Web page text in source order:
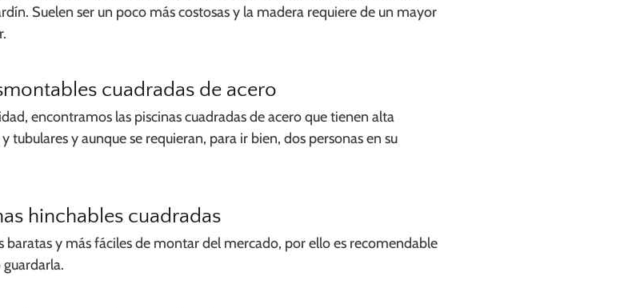
Suelen ser un poco más costosas y la madera requiere de un mayor
cuadradas de acero
encontramos las piscinas cuadradas de acero que tienen alta
tubulares y aunque se requieran, para ir bien, dos personas en su
hinchables cuadradas
baratas y más fáciles de montar del mercado, por ello es recomendable